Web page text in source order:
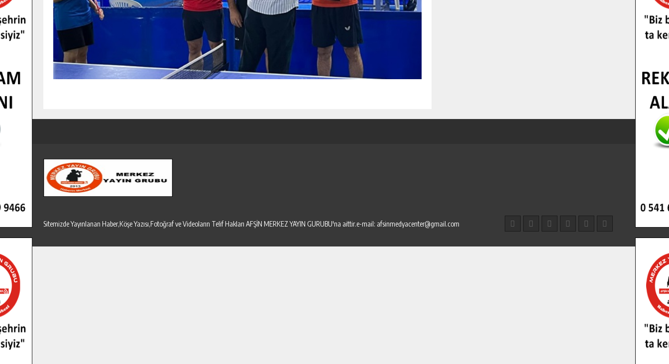
Sitemizde Yayınlanan Haber,Köşe Yazısı,Fotoğraf ve Videoların Telif Hakları AFŞİN MERKEZ YAYIN GURUBU'na aittir.e-mail: afsinmedyacenter@gmail.com